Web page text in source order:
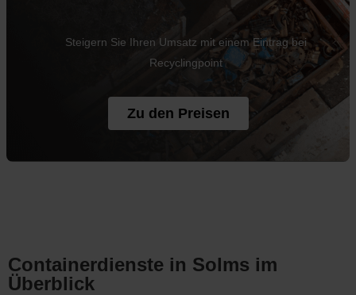
Steigern Sie Ihren Umsatz mit einem Eintrag bei
Recyclingpoint
Zu den Preisen
Containerdienste in Solms im
Überblick